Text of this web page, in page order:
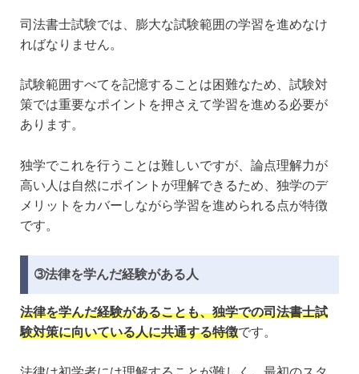
司法書士試験では、膨大な試験範囲の学習を進めなけ
ればなりません。
試験範囲すべてを記憶することは困難なため、試験対
策では重要なポイントを押さえて学習を進める必要が
あります。
独学でこれを行うことは難しいですが、論点理解力が
高い人は自然にポイントが理解できるため、独学のデ
メリットをカバーしながら学習を進められる点が特徴
です。
➂法律を学んだ経験がある人
法律を学んだ経験があることも、独学での司法書士試
験対策に向いている人に共通する特徴です。